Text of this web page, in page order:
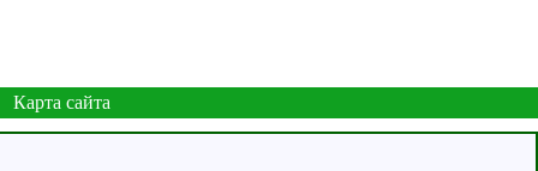
Карта сайта